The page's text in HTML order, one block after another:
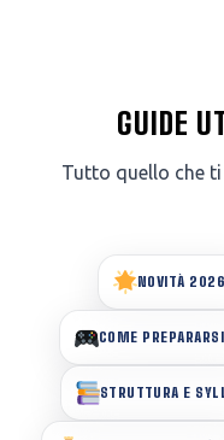
GUIDE
Tutto quello che ti
NOVITÀ 2026
COME PREPARARSI
STRUTTURA E